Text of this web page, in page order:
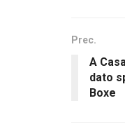
Prec.
A
dato
Boxe